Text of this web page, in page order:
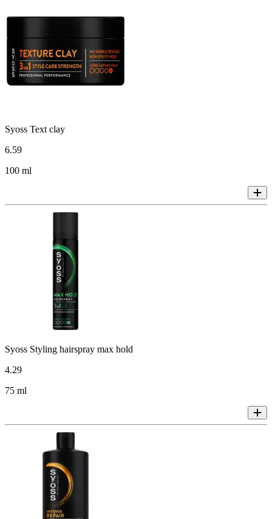
Syoss Text clay
6.59
100 ml
Syoss Styling hairspray max hold
4.29
75 ml